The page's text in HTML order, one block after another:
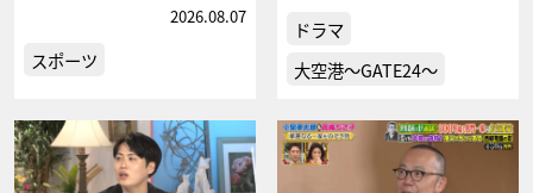
2026.08.07
スポーツ
ドラマ
大空港～GATE24～